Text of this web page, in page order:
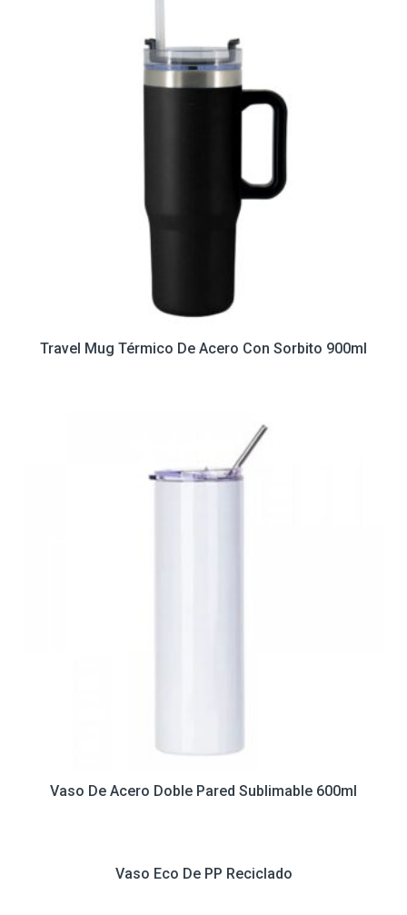
Travel Mug Térmico De Acero Con Sorbito 900ml
Vaso De Acero Doble Pared Sublimable 600ml
Vaso Eco De PP Reciclado